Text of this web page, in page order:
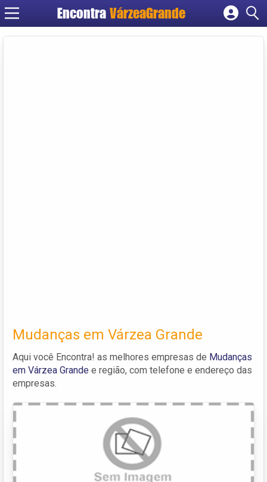
Encontra VárzeaGrande
Cadastrar empresa
Mudanças em Várzea Grande
Aqui você Encontra! as melhores empresas de Mudanças
em Várzea Grande e região, com telefone e endereço das
empresas.